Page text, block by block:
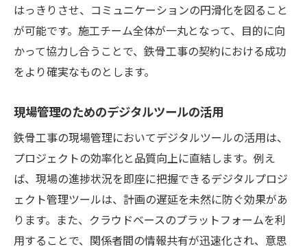
はっきりさせ、コミュニケーションの円滑化を図ること
が可能です。施工チーム全体が一丸となって、目的に向
かって協力し合うことで、鉄骨工事の契約における成功
をより確実なものとします。
現場管理のためのデジタルツールの活用
鉄骨工事の現場管理においてデジタルツールの活用は、
プロジェクトの効率化と品質向上に直結します。例え
ば、現場の進捗状況を即座に把握できるデジタルプロジ
ェクト管理ツールは、計画の遅延を未然に防ぐ効果があ
ります。また、クラウドベースのプラットフォームを利
用することで、関係者間の情報共有が迅速化され、意思